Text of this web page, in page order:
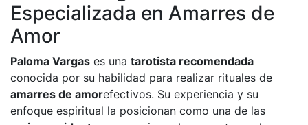
Especializada en Amarres de
Amor
Paloma Vargas es una tarotista recomendada
conocida por su habilidad para realizar rituales de
amarres de amorefectivos. Su experiencia y su
enfoque espiritual la posicionan como una de las